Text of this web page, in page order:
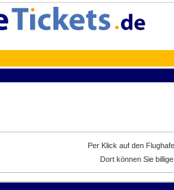
Per Klick auf den
Dort können Sie